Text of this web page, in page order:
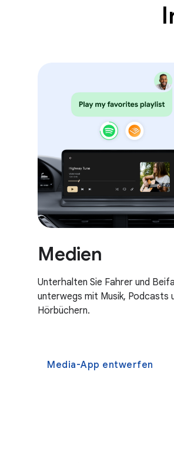
Medien
Unterhalten Sie Fahrer und
unterwegs mit Musik, Podcasts
Hörbüchern.
Media-App entwerfen